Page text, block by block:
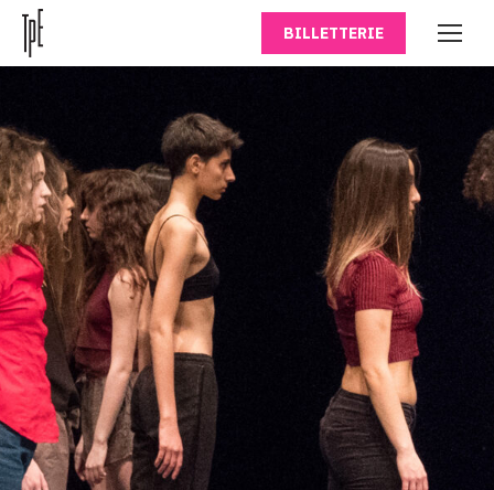
BILLETTERIE